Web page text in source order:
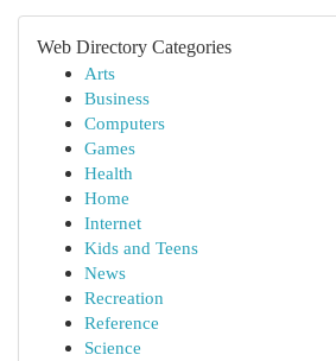
Web Directory Categories
Arts
Business
Computers
Games
Health
Home
Internet
Kids and Teens
News
Recreation
Reference
Science